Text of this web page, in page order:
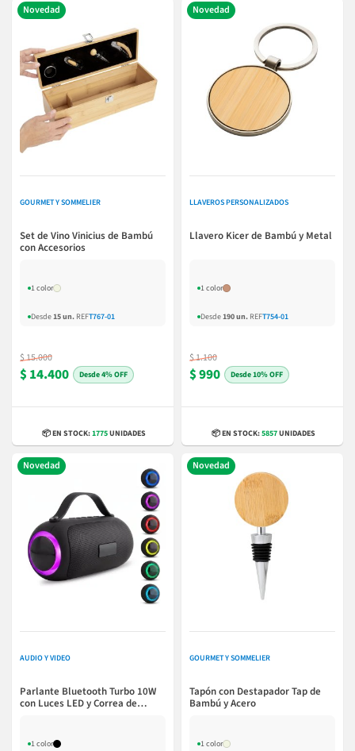
Novedad
GOURMET Y SOMMELIER
Set de Vino Vinicius de Bambú
con Accesorios
1 color
Desde15 un. REFT767-01
$ 15.000
$ 14.400 4% OFF
📦 EN STOCK:1775UNIDADES
Novedad
LLAVEROS PERSONALIZADOS
Llavero Kicer de Bambú y Metal
1 color
Desde190 un. REFT754-01
$ 1.100
$ 990 10% OFF
📦 EN STOCK:5857UNIDADES
Novedad
AUDIO Y VIDEO
Parlante Bluetooth Turbo 10W
con Luces LED y Correa de
1 color
Novedad
GOURMET Y SOMMELIER
Tapón con Destapador Tap de
Bambú y Acero
1 color